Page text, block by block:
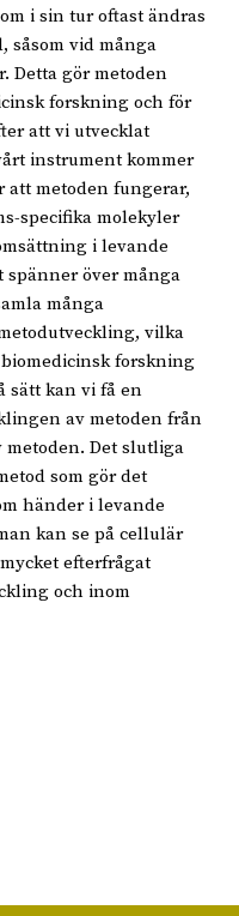
i sin tur oftast ändras
såsom vid många
Detta gör metoden
forskning och för
att vi utvecklat
instrument kommer
att metoden fungerar,
specifika molekyler
i levande
spänner över många
många
vilka
forskning
sätt kan vi få en
av metoden från
Det slutliga
som gör det
händer i levande
kan se på cellulär
efterfrågat
och inom